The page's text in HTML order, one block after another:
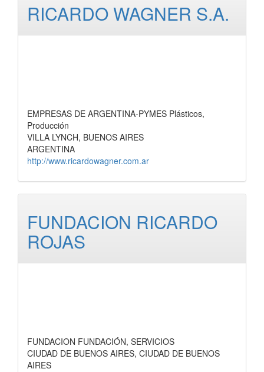
RICARDO WAGNER S.A.
EMPRESAS DE ARGENTINA-PYMES Plásticos,
Producción
VILLA LYNCH, BUENOS AIRES
ARGENTINA
http://www.ricardowagner.com.ar
FUNDACION RICARDO
ROJAS
FUNDACION FUNDACIÓN, SERVICIOS
CIUDAD DE BUENOS AIRES, CIUDAD DE BUENOS
AIRES